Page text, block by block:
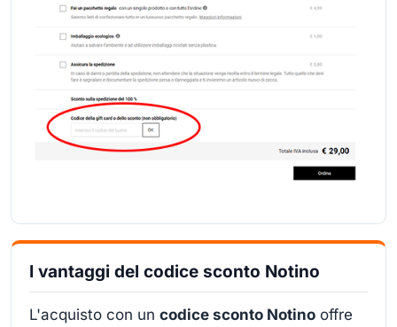
I vantaggi del codice sconto Notino
L'acquisto con un codice sconto Notino offre